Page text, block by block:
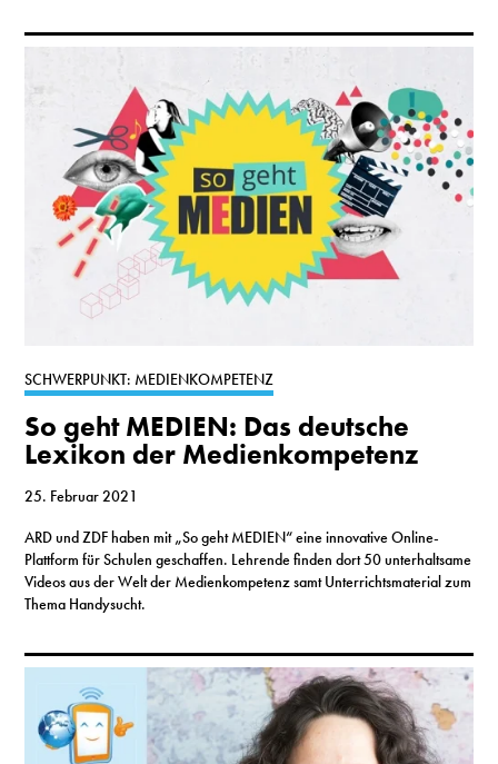
SCHWERPUNKT: MEDIENKOMPETENZ
So geht MEDIEN: Das deutsche
Lexikon der Medienkompetenz
25. Februar 2021
ARD und ZDF haben mit „So geht MEDIEN“ eine innovative Online-
Plattform für Schulen geschaffen. Lehrende finden dort 50 unterhaltsame
Videos aus der Welt der Medienkompetenz samt Unterrichtsmaterial zum
Thema Handysucht.